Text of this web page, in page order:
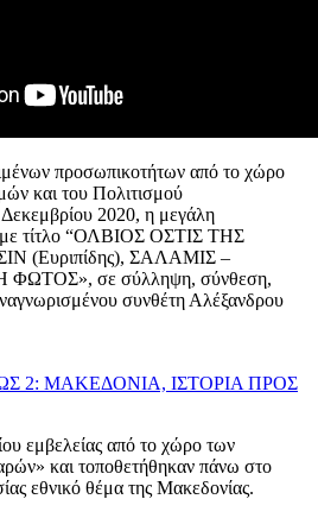
προσωπικοτήτων από το χώρο
και του Πολιτισμού
2020, η μεγάλη
με τίτλο “ΟΛΒΙΟΣ ΟΣΤΙΣ ΤΗΣ
(Ευριπίδης), ΣΑΛΑΜΙΣ –
σε σύλληψη, σύνθεση,
συνθέτη Αλέξανδρου
2: ΜΑΚΕΔΟΝΙΑ, ΙΣΤΟΡΙΑ ΠΡΟΣ
εμβελείας από το χώρο των
και τοποθετήθηκαν πάνω στο
εθνικό θέμα της Μακεδονίας.